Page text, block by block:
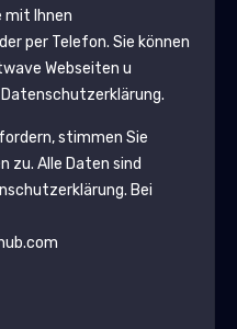
Ihnen
per Telefon. Sie können
Webseiten u
stimmen Sie
zu. Alle Daten sind
. Bei